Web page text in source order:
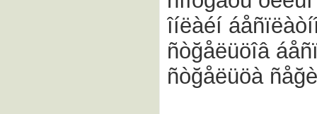
îíëàéí
ñòğåëüöîâ
ñòğåëüöà